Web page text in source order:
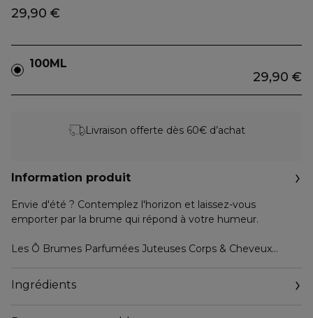
29,90 €
100ML
29,90 €
Livraison offerte dès 60€ d’achat
Information produit
Envie d'été ? Contemplez l'horizon et laissez-vous
emporter par la brume qui répond à votre humeur.
Les Ô Brumes Parfumées Juteuses Corps & Cheveux
créations aériennes et lumineuses, chacune débordant de
notes fruitées fraîches, juteuses et irrésistiblement
Ingrédients